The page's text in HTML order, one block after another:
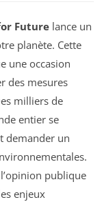
Future lance un
planète. Cette
une occasion
des mesures
milliers de
entier se
demander un
publique
enjeux